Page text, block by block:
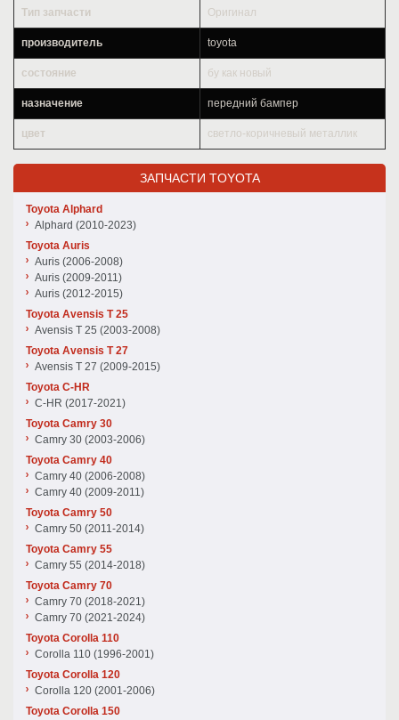
Тип запчасти Оригинал
производитель toyota
состояние бу как новый
назначение передний бампер
цвет светло-коричневый металлик
ЗАПЧАСТИ TOYOTA
Toyota Alphard
Alphard (2010-2023)
Toyota Auris
Auris (2006-2008)
Auris (2009-2011)
Auris (2012-2015)
Toyota Avensis T 25
Avensis T 25 (2003-2008)
Toyota Avensis T 27
Avensis T 27 (2009-2015)
Toyota C-HR
C-HR (2017-2021)
Toyota Camry 30
Camry 30 (2003-2006)
Toyota Camry 40
Camry 40 (2006-2008)
Camry 40 (2009-2011)
Toyota Camry 50
Camry 50 (2011-2014)
Toyota Camry 55
Camry 55 (2014-2018)
Toyota Camry 70
Camry 70 (2018-2021)
Camry 70 (2021-2024)
Toyota Corolla 110
Corolla 110 (1996-2001)
Toyota Corolla 120
Corolla 120 (2001-2006)
Toyota Corolla 150